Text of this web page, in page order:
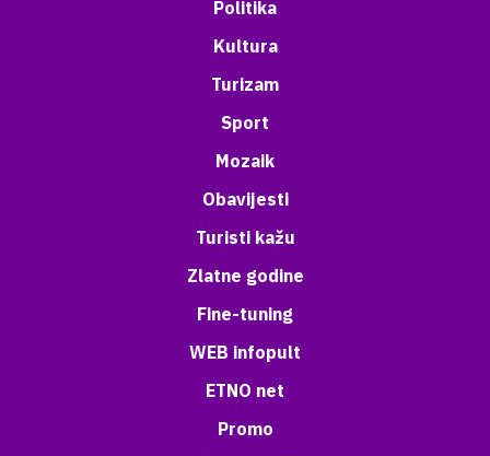
Politika
Kultura
Turizam
Sport
Mozaik
Obavijesti
Turisti kažu
Zlatne godine
Fine-tuning
WEB infopult
ETNO net
Promo